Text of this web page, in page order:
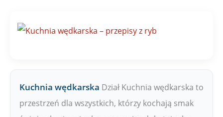
Kuchnia wędkarska Dział Kuchnia wędkarska to
przestrzeń dla wszystkich, którzy kochają smak